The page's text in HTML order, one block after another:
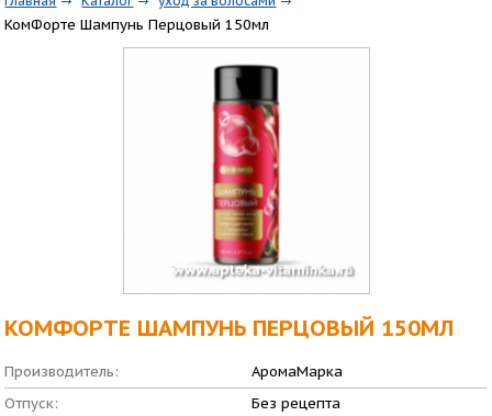
КомФорте Шампунь Перцовый 150мл
КОМФОРТЕ ШАМПУНЬ ПЕРЦОВЫЙ 150МЛ
Производитель:
АромаМарка
Отпуск:
Без рецепта